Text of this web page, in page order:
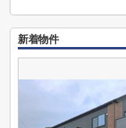
新着物件